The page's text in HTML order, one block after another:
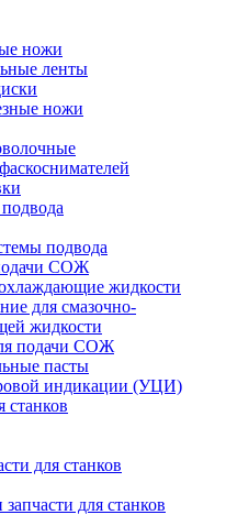
ножи
ленты
ножи
подвода
СОЖ
жидкости
для смазочно-
жидкости
подачи СОЖ
пасты
индикации (УЦИ)
станков
для станков
для станков